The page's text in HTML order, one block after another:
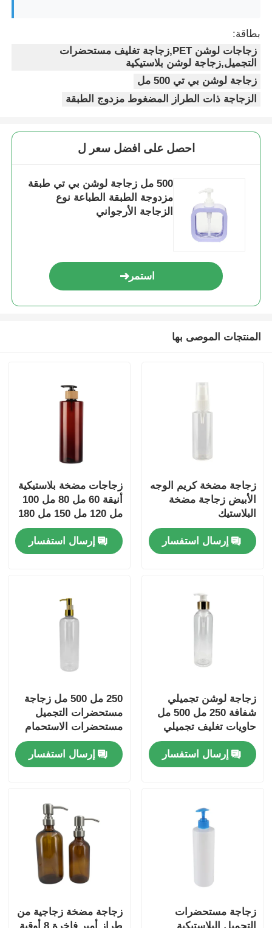
زجاجة مستحضرات التجميل
زجاجة قطرات مستحضرات التجميل
زجاجة مستديرة مستحضرات التجميل
جرة كريم مستحضرات التجميل
غطاء بلاستيكي
مضخة القفل اليسرى اليمنى
مضخة توزيع الشراب
رشاش الأنف
بخاخ الزناد
بطاقة:
زجاجات لوشن PET,زجاجة تغليف مستحضرات
التجميل,زجاجة لوشن بلاستيكية
زجاجة لوشن بي تي 500 مل
الزجاجة ذات الطراز المضغوط مزدوج الطبقة
احصل على افضل سعر ل
500 مل زجاجة لوشن بي تي طبقة
مزدوجة الطبقة الطباعة نوع
الزجاجة الأرجواني
استمر
المنتجات الموصى بها
زجاجة مضخة كريم الوجه
الأبيض زجاجة مضخة
البلاستيك
إرسال استفسار
زجاجات مضخة بلاستيكية
أنيقة 60 مل 80 مل 100
مل 120 مل 150 مل 180
مل 200 مل 250 مل 300
مل زجاجة بي تي امبر
إرسال استفسار
زجاجة لوشن تجميلي
شفافة 250 مل 500 مل
حاويات تغليف تجميلي
إرسال استفسار
250 مل 500 مل زجاجة
مستحضرات التجميل
مستحضرات الاستحمام
الشفافة قابلة للتخصيص
زجاجة مستحضرات
الاستحمام مع رؤوس
إرسال استفسار
زجاجة مستحضرات
زجاجة مضخة زجاجية من